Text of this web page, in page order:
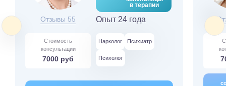
Отзывы 55
в терапии
Опыт 24 года
Стоимость
консультации
7000 руб
Нарколог Психиатр
Психолог